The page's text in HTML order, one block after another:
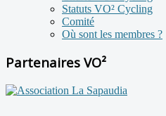
Statuts VO² Cycling
Comité
Où sont les membres ?
Partenaires VO²